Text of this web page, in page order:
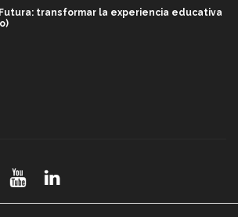
transformar la experiencia educativa
(video)